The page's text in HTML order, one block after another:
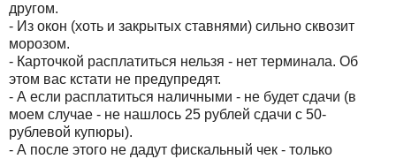
другом.
- Из окон (хоть и закрытых ставнями) сильно сквозит
морозом.
- Карточкой расплатиться нельзя - нет терминала. Об
этом вас кстати не предупредят.
- А если расплатиться наличными - не будет сдачи (в
моем случае - не нашлось 25 рублей сдачи с 50-
рублевой купюры).
- А после этого не дадут фискальный чек - только